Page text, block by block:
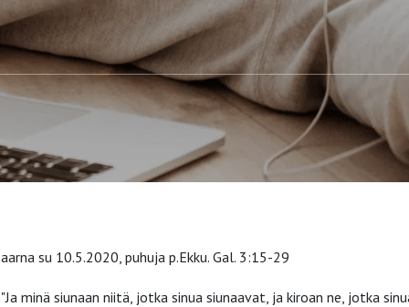
aarna su 10.5.2020, puhuja p.Ekku. Gal. 3:15-29
"Ja minä siunaan niitä, jotka sinua siunaavat, ja kiroan ne, jotka